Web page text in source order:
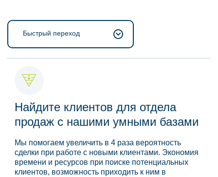
Быстрый переход
Найдите клиентов для отдела
продаж с нашими умными базами
Мы помогаем увеличить в 4 раза вероятность
сделки при работе с новыми клиентами. Экономия
времени и ресурсов при поиске потенциальных
клиентов, возможность приходить к ним в